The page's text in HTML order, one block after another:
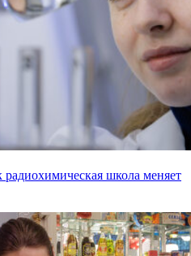
школа меняет